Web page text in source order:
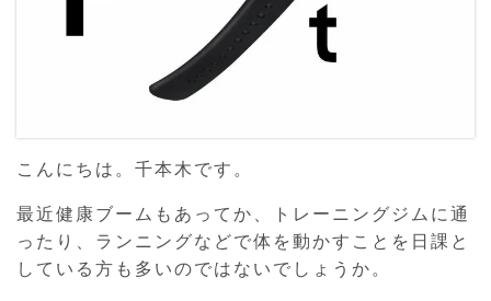
こんにちは。千本木です。
最近健康ブームもあってか、トレーニングジムに通
ったり、ランニングなどで体を動かすことを日課と
している方も多いのではないでしょうか。